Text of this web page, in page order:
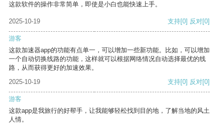
这款软件的操作非常简单，即使是小白也能快速上手。
2025-10-19 支持[0] 反对[0]
游客
这款加速器app的功能有点单一，可以增加一些新功能。比如，可以增加
一个自动切换线路的功能，这样就可以根据网络情况自动选择最优的线
路，从而获得更好的加速效果。
2025-10-19
支持[0] 反对[0]
游客
这款app是我旅行的好帮手，让我能够轻松找到目的地，了解当地的风土
人情。